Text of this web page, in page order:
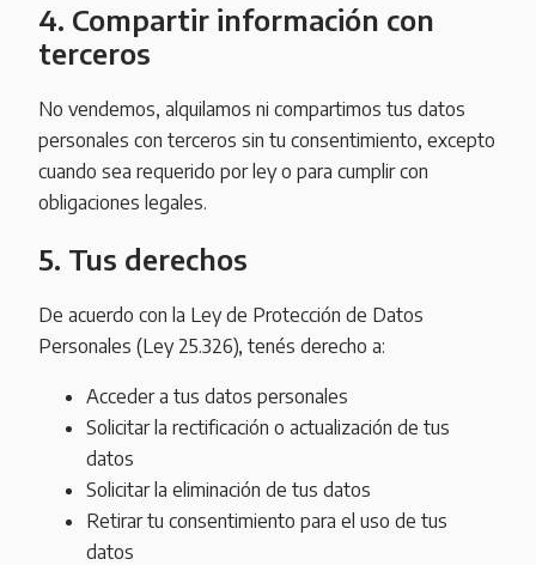
4. Compartir información con
terceros
No vendemos, alquilamos ni compartimos tus datos
personales con terceros sin tu consentimiento, excepto
cuando sea requerido por ley o para cumplir con
obligaciones legales.
5. Tus derechos
De acuerdo con la Ley de Protección de Datos
Personales (Ley 25.326), tenés derecho a:
Acceder a tus datos personales
Solicitar la rectificación o actualización de tus
datos
Solicitar la eliminación de tus datos
Retirar tu consentimiento para el uso de tus
datos